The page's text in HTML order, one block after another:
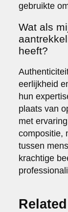
gebruikte
Wat als
heeft?
eerlijkheid
hun
plaats van
met
compositie,
tussen
krachtige